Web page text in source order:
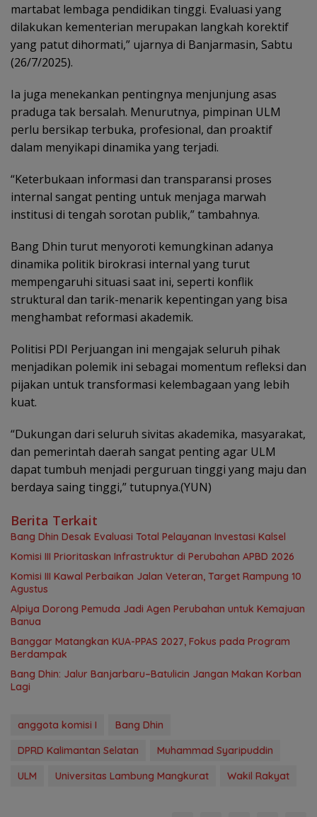
martabat lembaga pendidikan tinggi. Evaluasi yang
dilakukan kementerian merupakan langkah korektif
yang patut dihormati,” ujarnya di Banjarmasin, Sabtu
(26/7/2025).
Ia juga menekankan pentingnya menjunjung asas
praduga tak bersalah. Menurutnya, pimpinan ULM
perlu bersikap terbuka, profesional, dan proaktif
dalam menyikapi dinamika yang terjadi.
“Keterbukaan informasi dan transparansi proses
internal sangat penting untuk menjaga marwah
institusi di tengah sorotan publik,” tambahnya.
Bang Dhin turut menyoroti kemungkinan adanya
dinamika politik birokrasi internal yang turut
mempengaruhi situasi saat ini, seperti konflik
struktural dan tarik-menarik kepentingan yang bisa
menghambat reformasi akademik.
Politisi PDI Perjuangan ini mengajak seluruh pihak
menjadikan polemik ini sebagai momentum refleksi dan
pijakan untuk transformasi kelembagaan yang lebih
kuat.
“Dukungan dari seluruh sivitas akademika, masyarakat,
dan pemerintah daerah sangat penting agar ULM
dapat tumbuh menjadi perguruan tinggi yang maju dan
berdaya saing tinggi,” tutupnya.(YUN)
Berita Terkait
‎Bang Dhin Desak Evaluasi Total Pelayanan Investasi Kalsel
‎Komisi III Prioritaskan Infrastruktur di Perubahan APBD 2026
Komisi III Kawal Perbaikan Jalan Veteran, Target Rampung 10
Agustus
‎Alpiya Dorong Pemuda Jadi Agen Perubahan untuk Kemajuan
Banua ‎
‎Banggar Matangkan KUA-PPAS 2027, Fokus pada Program
Berdampak
Bang Dhin: Jalur Banjarbaru–Batulicin Jangan Makan Korban
Lagi
anggota komisi I
Bang Dhin
DPRD Kalimantan Selatan
Muhammad Syaripuddin
ULM
Universitas Lambung Mangkurat Wakil Rakyat